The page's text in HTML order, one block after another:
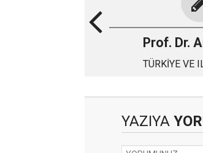
Prof. Dr.
TÜRKİYE VE
YAZIYA